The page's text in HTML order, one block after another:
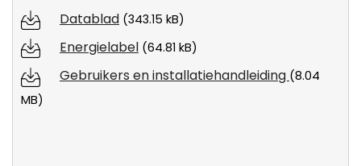
Datablad (343.15 kB)
Energielabel (64.81 kB)
Gebruikers en installatiehandleiding (8.04
MB)